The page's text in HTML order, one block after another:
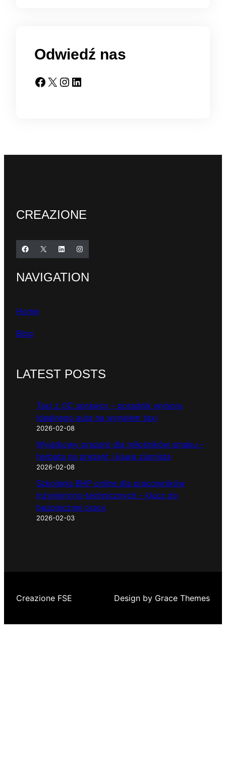
Odwiedź nas
Facebook X Instagram LinkedIn
CREAZIONE
Facebook X LinkedIn Instagram
NAVIGATION
Home
Blog
LATEST POSTS
Taxi z OC sprawcy – poradnik wyboru
idealnego auta na wynajem taxi
2026-02-08
Wyjątkowy prezent dla miłośników smaku –
herbata na prezent i kawa ziarnista
2026-02-08
Szkolenia BHP online dla pracowników
inżynieryjno-technicznych – klucz do
bezpiecznej pracy
2026-02-03
Creazione FSE Design by Grace Themes